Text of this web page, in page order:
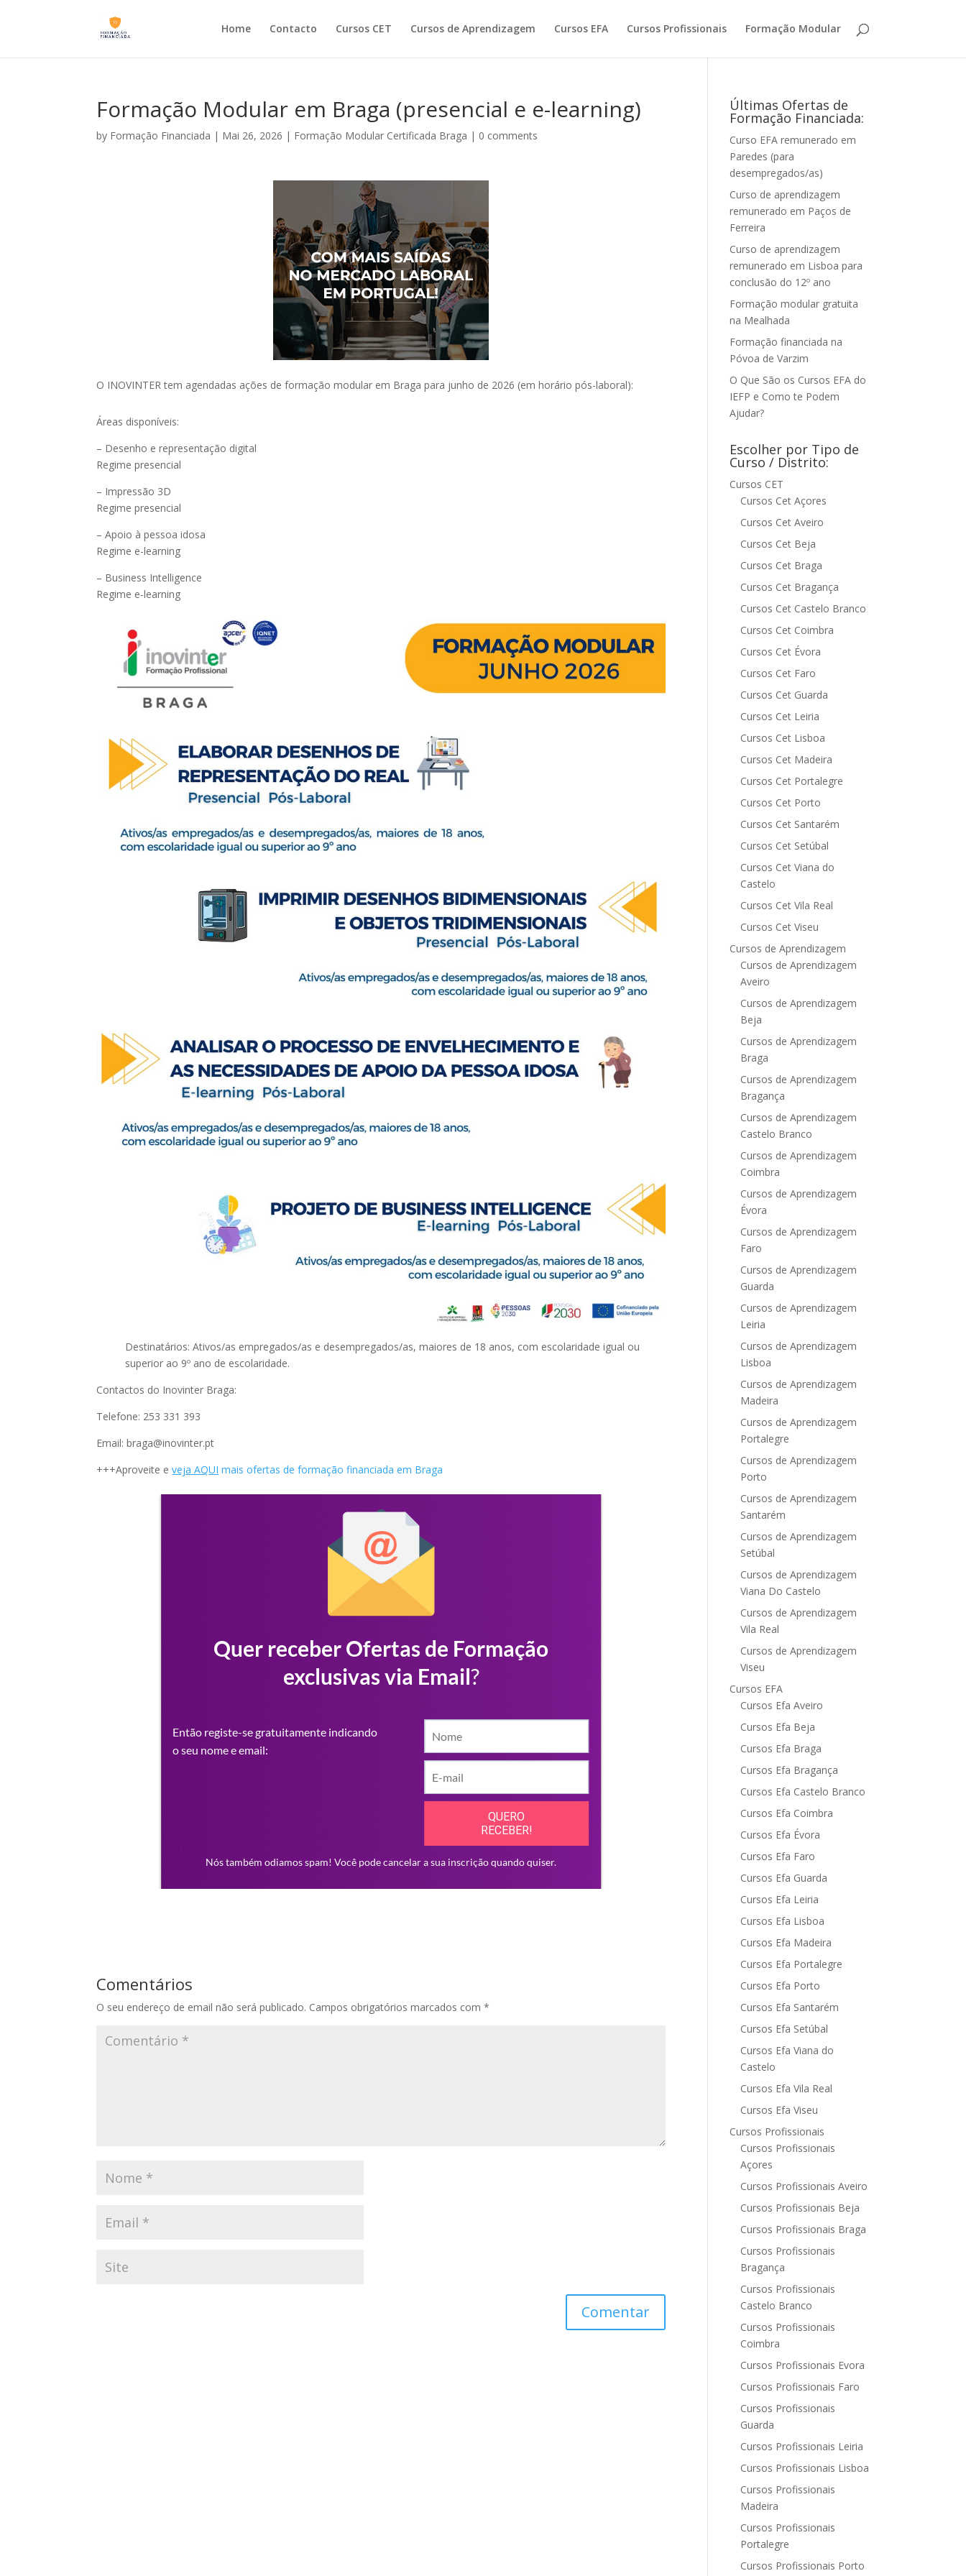
Home Contacto Cursos CET Cursos de Aprendizagem Cursos EFA Cursos Profissionais Formação Modular
Formação Modular em Braga (presencial e e-learning)
by Formação Financiada | Mai 26, 2026 | Formação Modular Certificada Braga | 0 comments
O INOVINTER tem agendadas ações de formação modular em Braga para junho de 2026 (em horário pós-laboral):
Áreas disponíveis:
– Desenho e representação digital
Regime presencial
– Impressão 3D
Regime presencial
– Apoio à pessoa idosa
Regime e-learning
– Business Intelligence
Regime e-learning
Destinatários: Ativos/as empregados/as e desempregados/as, maiores de 18 anos, com escolaridade igual ou
superior ao 9º ano de escolaridade.
Contactos do Inovinter Braga:
Telefone: 253 331 393
Email: braga@inovinter.pt
+++Aproveite eveja AQUI mais ofertas de formação financiada em Braga
Comentários
O seu endereço de email não será publicado. Campos obrigatórios marcados com*
Últimas Ofertas de
Formação Financiada:
Curso EFA remunerado em
Paredes (para
desempregados/as)
Curso de aprendizagem
remunerado em Paços de
Ferreira
Curso de aprendizagem
remunerado em Lisboa para
conclusão do 12º ano
Formação modular gratuita
na Mealhada
Formação financiada na
Póvoa de Varzim
O Que São os Cursos EFA do
IEFP e Como te Podem
Ajudar?
Escolher por Tipo de
Curso / Distrito:
Cursos CET
Cursos Cet Açores
Cursos Cet Aveiro
Cursos Cet Beja
Cursos Cet Braga
Cursos Cet Bragança
Cursos Cet Castelo Branco
Cursos Cet Coimbra
Cursos Cet Évora
Cursos Cet Faro
Cursos Cet Guarda
Cursos Cet Leiria
Cursos Cet Lisboa
Cursos Cet Madeira
Cursos Cet Portalegre
Cursos Cet Porto
Cursos Cet Santarém
Cursos Cet Setúbal
Cursos Cet Viana do
Castelo
Cursos Cet Vila Real
Cursos Cet Viseu
Cursos de Aprendizagem
Cursos de Aprendizagem
Aveiro
Cursos de Aprendizagem
Beja
Cursos de Aprendizagem
Braga
Cursos de Aprendizagem
Bragança
Cursos de Aprendizagem
Castelo Branco
Cursos de Aprendizagem
Coimbra
Cursos de Aprendizagem
Évora
Cursos de Aprendizagem
Faro
Cursos de Aprendizagem
Guarda
Cursos de Aprendizagem
Leiria
Cursos de Aprendizagem
Lisboa
Cursos de Aprendizagem
Madeira
Cursos de Aprendizagem
Portalegre
Cursos de Aprendizagem
Porto
Cursos de Aprendizagem
Santarém
Cursos de Aprendizagem
Setúbal
Cursos de Aprendizagem
Viana Do Castelo
Cursos de Aprendizagem
Vila Real
Cursos de Aprendizagem
Viseu
Cursos EFA
Cursos Efa Aveiro
Cursos Efa Beja
Cursos Efa Braga
Cursos Efa Bragança
Cursos Efa Castelo Branco
Cursos Efa Coimbra
Cursos Efa Évora
Cursos Efa Faro
Cursos Efa Guarda
Cursos Efa Leiria
Cursos Efa Lisboa
Cursos Efa Madeira
Cursos Efa Portalegre
Cursos Efa Porto
Cursos Efa Santarém
Cursos Efa Setúbal
Cursos Efa Viana do
Castelo
Cursos Efa Vila Real
Cursos Efa Viseu
Cursos Profissionais
Cursos Profissionais
Açores
Cursos Profissionais Aveiro
Cursos Profissionais Beja
Cursos Profissionais Braga
Cursos Profissionais
Bragança
Cursos Profissionais
Castelo Branco
Cursos Profissionais
Coimbra
Cursos Profissionais Evora
Cursos Profissionais Faro
Cursos Profissionais
Guarda
Cursos Profissionais Leiria
Cursos Profissionais Lisboa
Cursos Profissionais
Madeira
Cursos Profissionais
Portalegre
Cursos Profissionais Porto